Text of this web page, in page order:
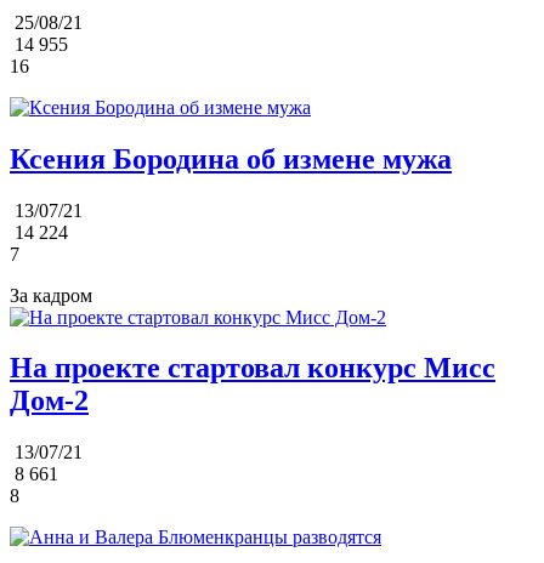
25/08/21
14 955
16
Ксения Бородина об измене мужа
13/07/21
14 224
7
За кадром
На проекте стартовал конкурс Мисс
Дом-2
13/07/21
8 661
8